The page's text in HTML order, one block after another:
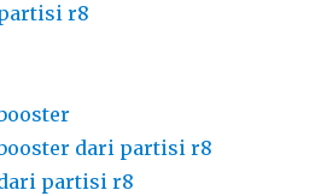
r8
dari partisi r8
partisi r8